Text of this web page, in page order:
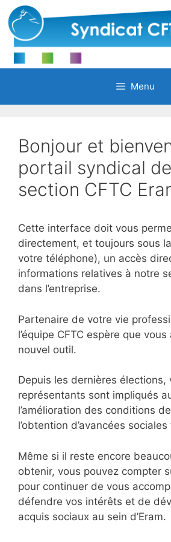
Aller
au
contenu
Menu
Bonjour et
portail syndical
section CFTC
Cette interface doit vous
directement, et toujours sous
votre téléphone), un accès
informations relatives à notre
dans l’entreprise.
Partenaire de votre vie
l’équipe CFTC espère que
nouvel outil.
Depuis les dernières élections,
représentants sont impliqués
l’amélioration des conditions
l’obtention d’avancées
Même si il reste encore
obtenir, vous pouvez compter
pour continuer de vous
défendre vos intérêts et de
acquis sociaux au sein d’Eram.